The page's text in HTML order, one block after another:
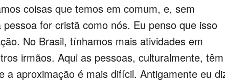
coisas que temos em comum, e, sem
for cristã como nós. Eu penso que isso
No Brasil, tínhamos mais atividades em
irmãos. Aqui as pessoas, culturalmente, têm
a aproximação é mais difícil. Antigamente eu